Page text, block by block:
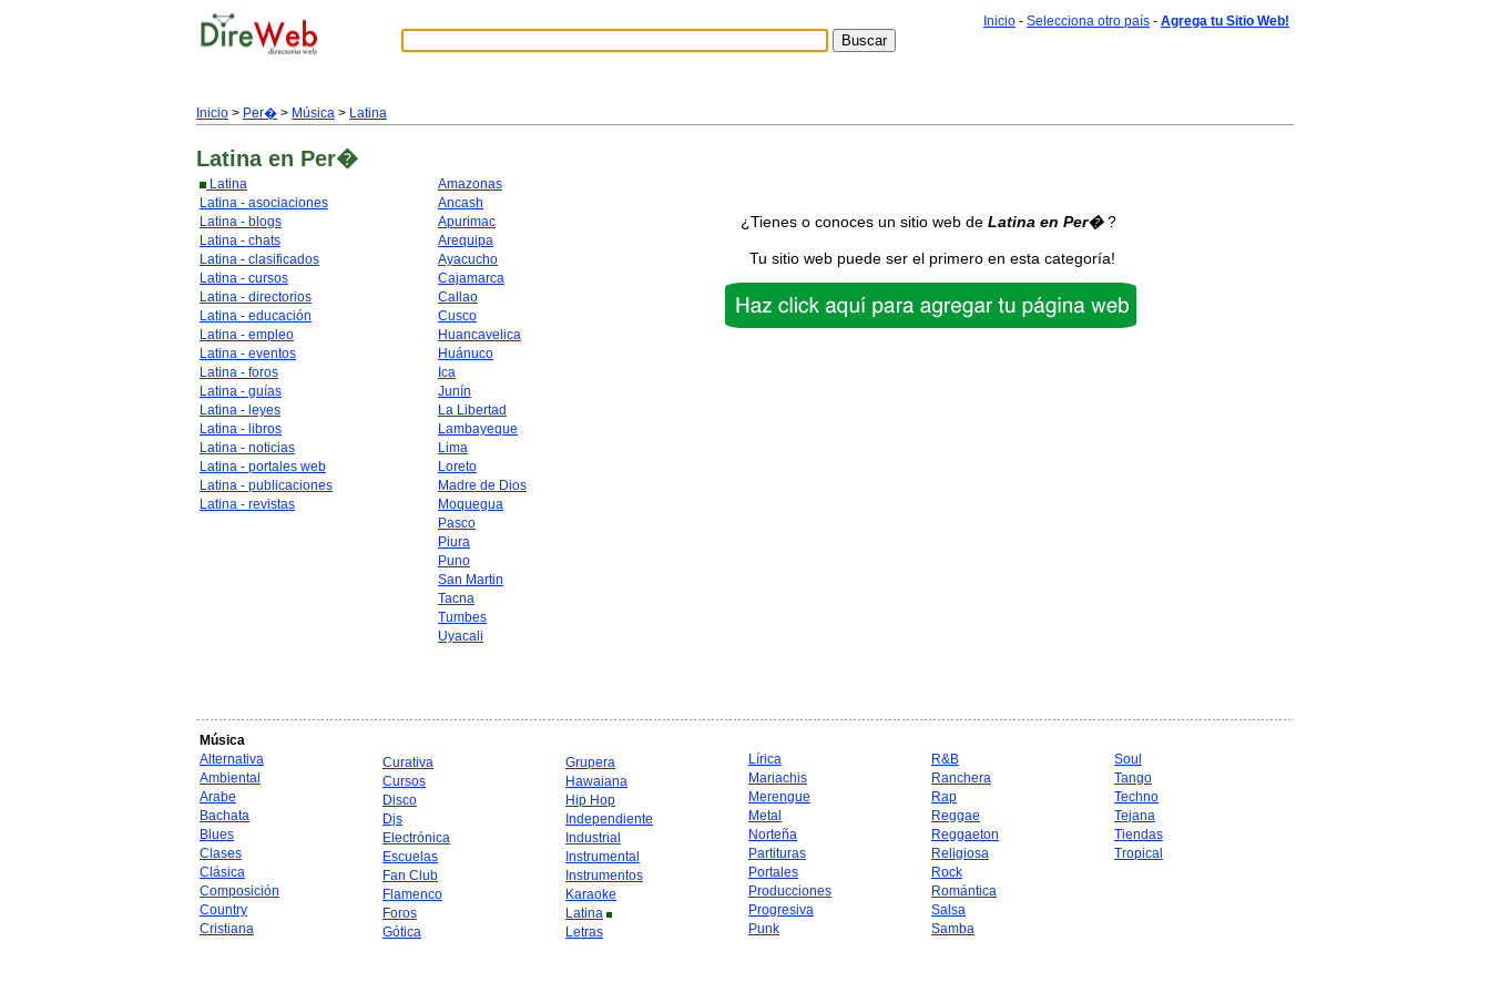
Inicio - Selecciona otro país - Agrega tu Sitio Web!
Inicio > Per� > Música > Latina
Latina en Per�
Latina
Latina - asociaciones
Latina - blogs
Latina - chats
Latina - clasificados
Latina - cursos
Latina - directorios
Latina - educación
Latina - empleo
Latina - eventos
Latina - foros
Latina - guías
Latina - leyes
Latina - libros
Latina - noticias
Latina - portales web
Latina - publicaciones
Latina - revistas
Amazonas
Ancash
Apurimac
Arequipa
Ayacucho
Cajamarca
Callao
Cusco
Huancavelica
Huánuco
Ica
Junín
La Libertad
Lambayeque
Lima
Loreto
Madre de Dios
Moquegua
Pasco
Piura
Puno
San Martin
Tacna
Tumbes
Uyacali
¿Tienes o conoces un sitio web de Latina en Per�?
Tu sitio web puede ser el primero en esta categoría!
Música
Alternativa
Ambiental
Arabe
Bachata
Blues
Clases
Clásica
Composición
Country
Cristiana
Curativa
Cursos
Disco
Djs
Electrónica
Escuelas
Fan Club
Flamenco
Foros
Gótica
Grupera
Hawaiana
Hip Hop
Independiente
Industrial
Instrumental
Instrumentos
Karaoke
Latina
Letras
Lírica
Mariachis
Merengue
Metal
Norteña
Partituras
Portales
Producciones
Progresiva
Punk
R&B
Ranchera
Rap
Reggae
Reggaeton
Religiosa
Rock
Romántica
Salsa
Samba
Soul
Tango
Techno
Tejana
Tiendas
Tropical